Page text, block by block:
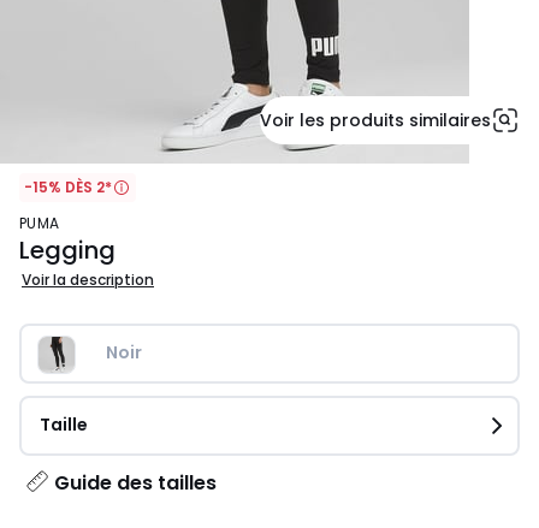
Voir les produits similaires
-15% DÈS 2*
PUMA
Legging
Voir la description
Noir
Taille
Guide des tailles